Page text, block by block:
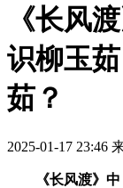
《长风
识柳玉
茹？
2025-01-17 23:46
《长风渡》